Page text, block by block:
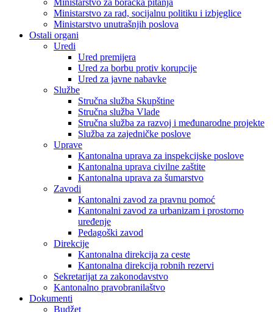
Ministarstvo za boračka pitanja
Ministarstvo za rad, socijalnu politiku i izbjeglice
Ministarstvo unutrašnjih poslova
Ostali organi
Uredi
Ured premijera
Ured za borbu protiv korupcije
Ured za javne nabavke
Službe
Stručna služba Skupštine
Stručna služba Vlade
Stručna služba za razvoj i međunarodne projekte
Služba za zajedničke poslove
Uprave
Kantonalna uprava za inspekcijske poslove
Kantonalna uprava civilne zaštite
Kantonalna uprava za šumarstvo
Zavodi
Kantonalni zavod za pravnu pomoć
Kantonalni zavod za urbanizam i prostorno
uređenje
Pedagoški zavod
Direkcije
Kantonalna direkcija za ceste
Kantonalna direkcija robnih rezervi
Sekretarijat za zakonodavstvo
Kantonalno pravobranilaštvo
Dokumenti
Budžet